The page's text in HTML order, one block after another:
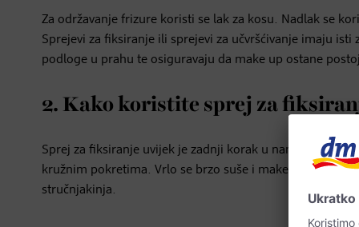
Za održavanje frizure koristi se lak za kosu. Nadlak se
Sprejevi za fiksiranje ili sprejevi za učvršćivanje imaju
podloge u prahu te osiguravaju da make up ostane
2. Kako koristite sprej za
Sprej za fiksiranje uvijek je zadnji korak u nanošenju
kružnim pokretima. Vrlo se brzo suše i make up čine
stručnjakinja.